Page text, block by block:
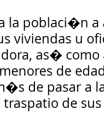
la poblaci�n
viviendas u
as�
de
de pasar a
de sus